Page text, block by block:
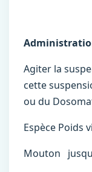
Agiter la
cette
ou du
Espèce
Mouton